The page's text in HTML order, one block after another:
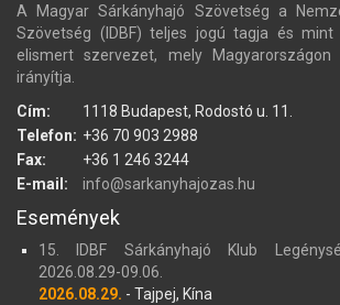
A Magyar Sárkányhajó Szövetség a
Szövetség (IDBF) teljes jogú tagja és mint
elismert szervezet, mely Magyarországon
irányítja.
Cím:
1118 Budapest, Rodostó u. 11.
Telefon: +36 70 903 2988
Fax:
+36 1 246 3244
E-mail:
info@sarkanyhajozas.hu
Események
15. IDBF Sárkányhajó Klub
2026.08.29-09.06.
2026.08.29. - Tajpej, Kína